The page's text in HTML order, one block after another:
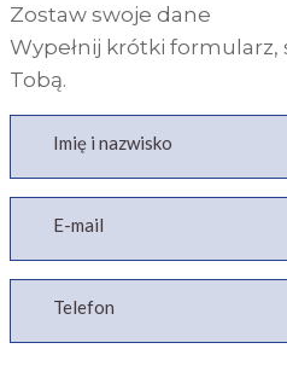
Zostaw swoje dane
Wypełnij krótki
Tobą.
Imię i nazwisko
E-mail
Telefon